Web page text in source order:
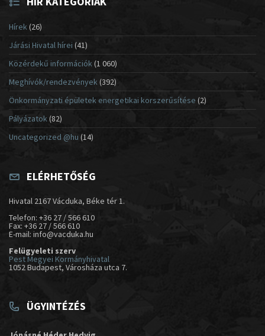
Hírek(26)
Járási Hivatal hírei (41)
Közérdekű információk(1 060)
Meghívók/rendezvények (392)
Önkormányzati épületek energetikai korszerűsítése (2)
Pályázatok (82)
Uncategorized @hu (14)
ELÉRHETŐSÉG
Hivatal 2167 Vácduka, Béke tér 1.
Telefon: +36 27 / 566 610
Fax: +36 27 / 566 610
E-mail: info@vacduka.hu
Felügyeleti szerv
Pest Megyei Kormányhivatal
1052 Budapest, Városháza utca 7.
ÜGYINTÉZÉS